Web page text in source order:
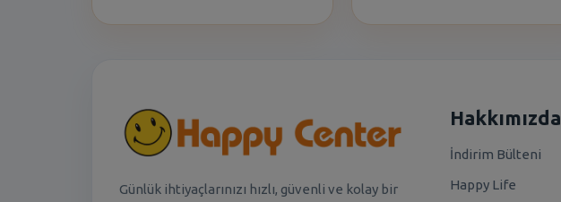
Günlük ihtiyaçlarınızı hızlı, güvenli ve kolay bir
Hakkımızda
İndirim Bülteni
Happy Life